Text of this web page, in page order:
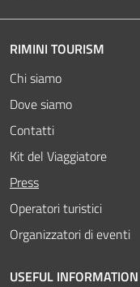
RIMINI TOURISM
Chi siamo
Dove siamo
Contatti
Kit del Viaggiatore
Press
Operatori turistici
Organizzatori di eventi
USEFUL INFORMATION